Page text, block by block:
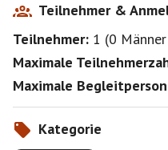
Teilnehmer &
Teilnehmer: 1 (0 Männer
Maximale
Maximale
Kategorie